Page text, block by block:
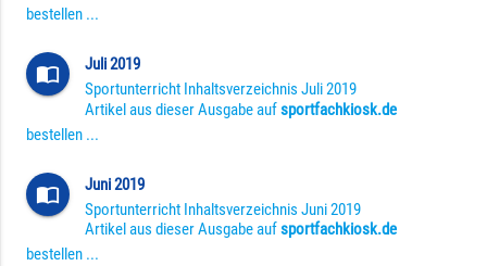
bestellen ...
import_contacts
Juli 2019
Sportunterricht Inhaltsverzeichnis Juli 2019
Artikel aus dieser Ausgabe aufsportfachkiosk.de
bestellen ...
import_contacts
Juni 2019
Sportunterricht Inhaltsverzeichnis Juni 2019
Artikel aus dieser Ausgabe aufsportfachkiosk.de
bestellen ...